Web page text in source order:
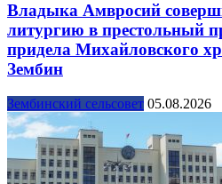
Владыка Амвросий
литургию в престольный
придела Михайловского
Зембин
Зембинский сельсовет 05.08.2026